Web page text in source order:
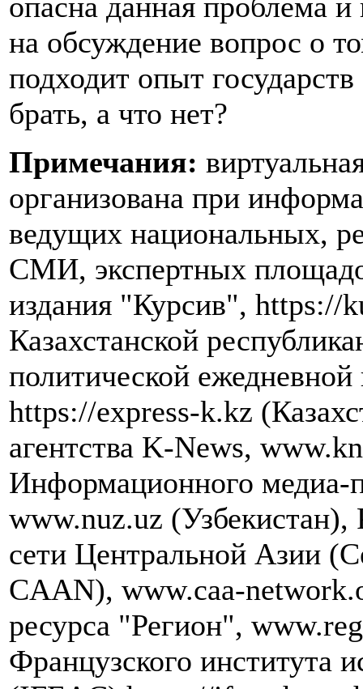
на обсуждение вопрос о
подходит опыт
брать, а что нет?
Примечания:
организована при
ведущих национальных,
СМИ, экспертных
издания "Курсив", https://
Казахстанской
политической
https://express-k.kz
агентства K-News,
Информационного медиа-
www.nuz.uz (Узбекистан),
сети Центральной Азии
CAAN), www.caa-
ресурса "Регион",
Французского института